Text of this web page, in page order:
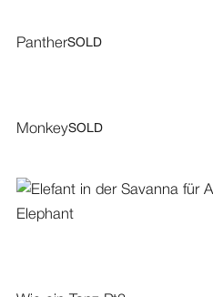
PantherSOLD
MonkeySOLD
Elephant